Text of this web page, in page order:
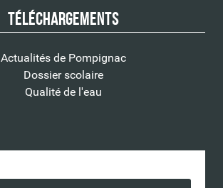
Téléchargements
Actualités de Pompignac
Dossier scolaire
Qualité de l'eau